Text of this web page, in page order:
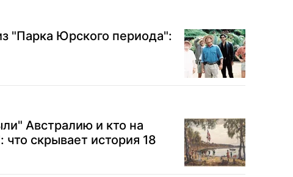
"Парка Юрского периода":
Австралию и кто на
скрывает история 18